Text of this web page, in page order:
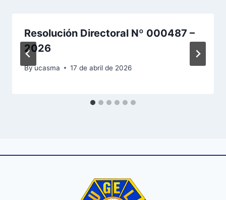
Resolución Directoral Nº 000487 –
2026
Byucasma 17 de abril de 2026